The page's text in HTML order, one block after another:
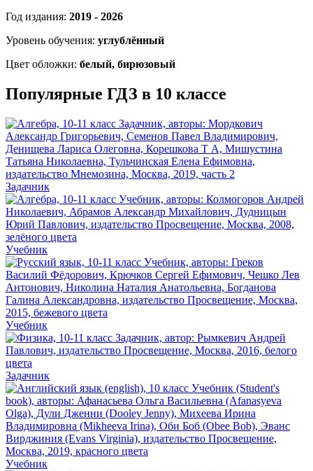
Год издания: 2019 - 2026
Уровень обучения: углублённый
Цвет обложки: белый, бирюзовый
Популярные ГДЗ в 10 классе
Задачник
Учебник
Учебник
Задачник
Учебник